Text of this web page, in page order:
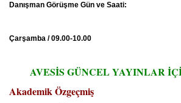
Danışman Görüşme Gün ve Saati:
Çarşamba / 09.00-10.00
AVESİS GÜNCEL YAYINLAR
Akademik Özgeçmiş